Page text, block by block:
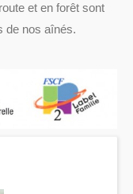
et en forêt sont
de nos aînés.